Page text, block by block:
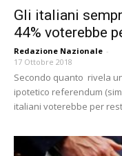
Gli italiani
44% voterebbe
Redazione Nazionale -
17 Ottobre 2018
Secondo quanto rivela
ipotetico referendum
italiani voterebbe per